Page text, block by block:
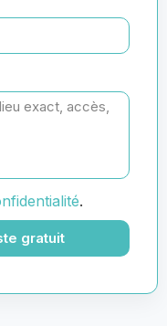
.
gratuit